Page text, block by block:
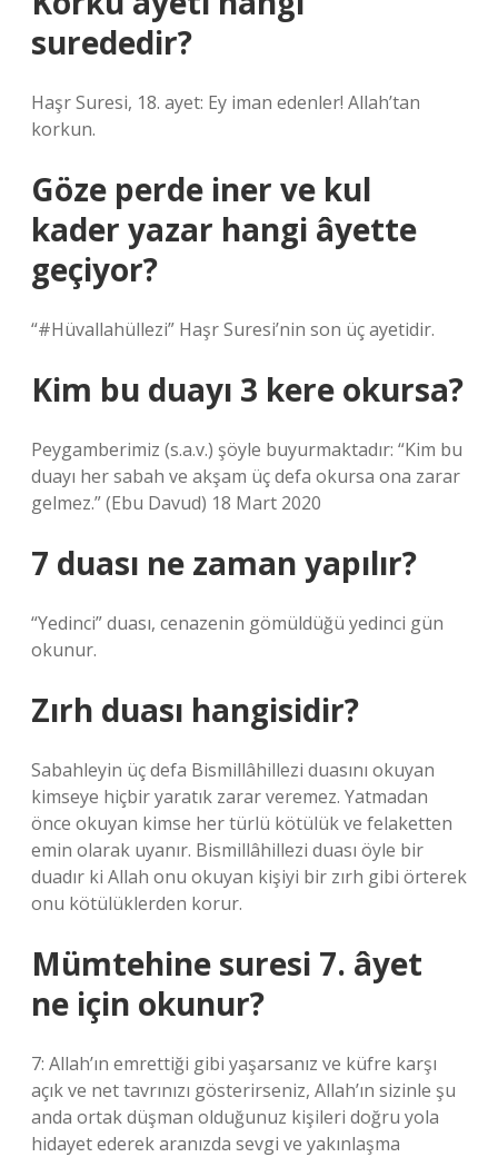
surededir?
Haşr Suresi, 18. ayet: Ey iman edenler! Allah’tan
korkun.
Göze perde iner ve kul
kader yazar hangi âyette
geçiyor?
“#Hüvallahüllezi” Haşr Suresi’nin son üç ayetidir.
Kim bu duayı 3 kere okursa?
Peygamberimiz (s.a.v.) şöyle buyurmaktadır: “Kim bu
duayı her sabah ve akşam üç defa okursa ona zarar
gelmez.” (Ebu Davud) 18 Mart 2020
7 duası ne zaman yapılır?
“Yedinci” duası, cenazenin gömüldüğü yedinci gün
okunur.
Zırh duası hangisidir?
Sabahleyin üç defa Bismillâhillezi duasını okuyan
kimseye hiçbir yaratık zarar veremez. Yatmadan
önce okuyan kimse her türlü kötülük ve felaketten
emin olarak uyanır. Bismillâhillezi duası öyle bir
duadır ki Allah onu okuyan kişiyi bir zırh gibi örterek
onu kötülüklerden korur.
Mümtehine suresi 7. âyet
ne için okunur?
7: Allah’ın emrettiği gibi yaşarsanız ve küfre karşı
açık ve net tavrınızı gösterirseniz, Allah’ın sizinle şu
anda ortak düşman olduğunuz kişileri doğru yola
hidayet ederek aranızda sevgi ve yakınlaşma